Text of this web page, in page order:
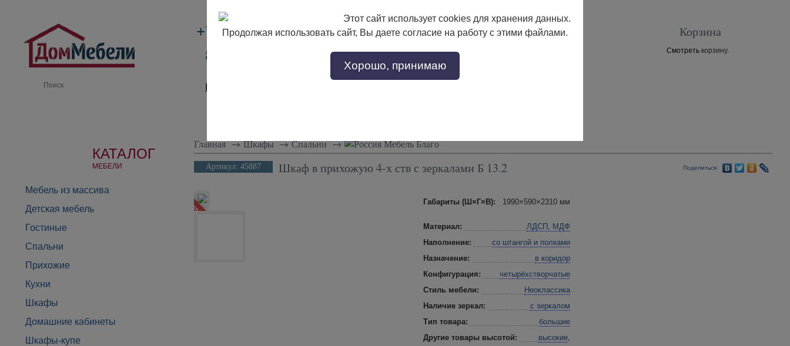
+7 (495)133-17-89
8 (800) 302-17-89
с 9:00 до 18:00
Заказать звонок
Производители
Корзина
Смотреть корзину.
КАТАЛОГ
МЕБЕЛИ
Мебель из массива
Детская мебель
Гостиные
Спальни
Прихожие
Кухни
Шкафы
Домашние кабинеты
Шкафы-купе
Главная→ Шкафы→ Спальни→ Мебель Благо
Поделиться
Артикул: 45887 Шкаф в прихожую 4-х ств с зеркалами Б 13.2
- 30% Габариты (Ш×Г×В): 1990×590×2310 мм
Материал:
ЛДСП, МДФ
Наполнение:
со штангой и полками
Назначение:
в коридор
Конфигурация:
четырёхстворчатые
Стиль мебели:
Неоклассика
Наличие зеркал:
с зеркалом
Тип товара:
большие
Другие товары высотой:
высокие,
Этот сайт использует cookies для хранения данных.
Продолжая использовать сайт, Вы даете согласие на работу с этими файлами.
Хорошо, принимаю